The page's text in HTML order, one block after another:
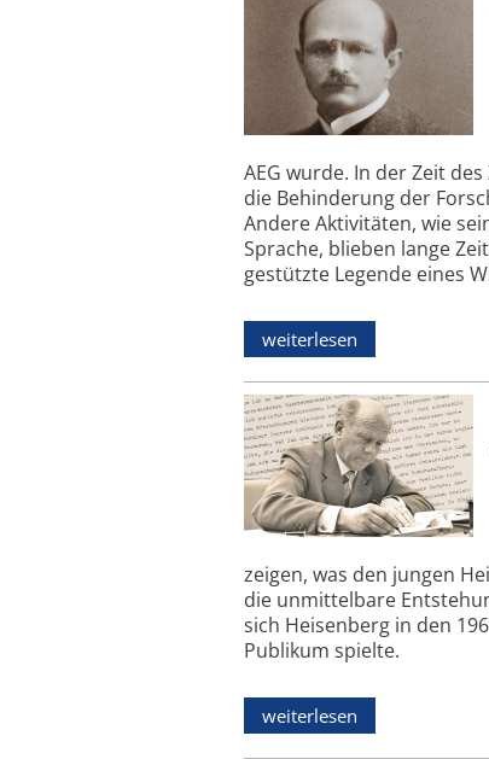
AEG wurde. In der Zeit
die Behinderung der
Andere Aktivitäten, wie
Sprache, blieben lange
gestützte Legende eines
weiterlesen
zeigen, was den jungen
die unmittelbare
sich Heisenberg in den
Publikum spielte.
weiterlesen